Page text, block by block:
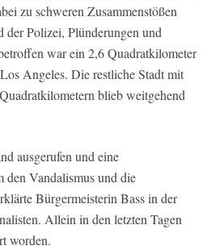
zu schweren Zusammenstößen
der Polizei, Plünderungen und
war ein 2,6 Quadratkilometer
Angeles. Die restliche Stadt mit
blieb weitgehend
ausgerufen und eine
den Vandalismus und die
Bürgermeisterin Bass in der
Allein in den letzten Tagen
worden.